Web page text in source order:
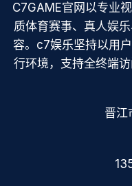
C7GAME官网以专业
质体育赛事、真人娱
容。c7娱乐坚持以用
行环境，支持全终端
晋江